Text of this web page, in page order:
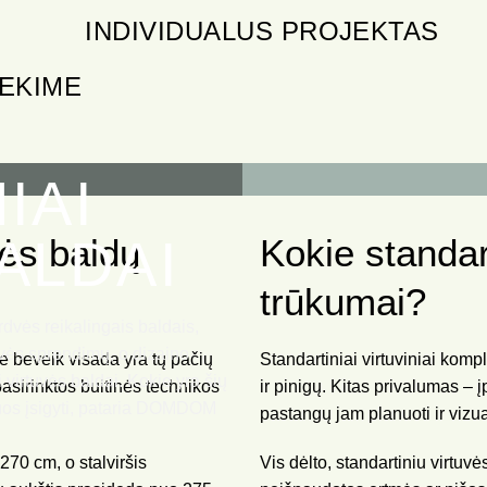
INDIVIDUALUS PROJEKTAS
reikalingais baldais,
sprendimų, o dizaino
baldai. Kokie yra šių
įsigyti, pataria DOMDOM
baldų
beveik visada yra tų pačių
buitinės technikos
cm, o stalviršis
Kokie
trūkumai?
Standartiniai virtuviniai
ir pinigų. Kitas privalumas –
pastangų jam planuoti ir
Vis dėlto, standartiniu